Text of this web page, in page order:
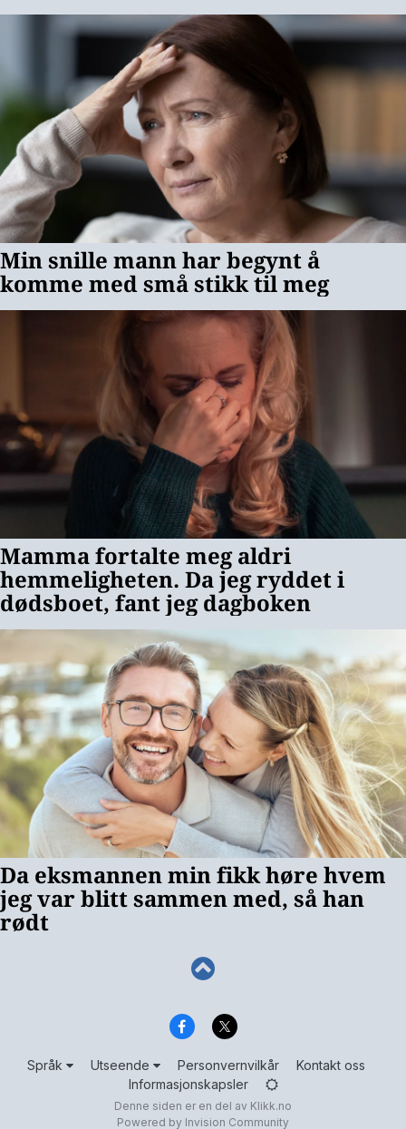
Språk Utseende Personvernvilkår
Kontakt oss
Informasjonskapsler
Denne siden er en del av Klikk.no
Powered by Invision Community